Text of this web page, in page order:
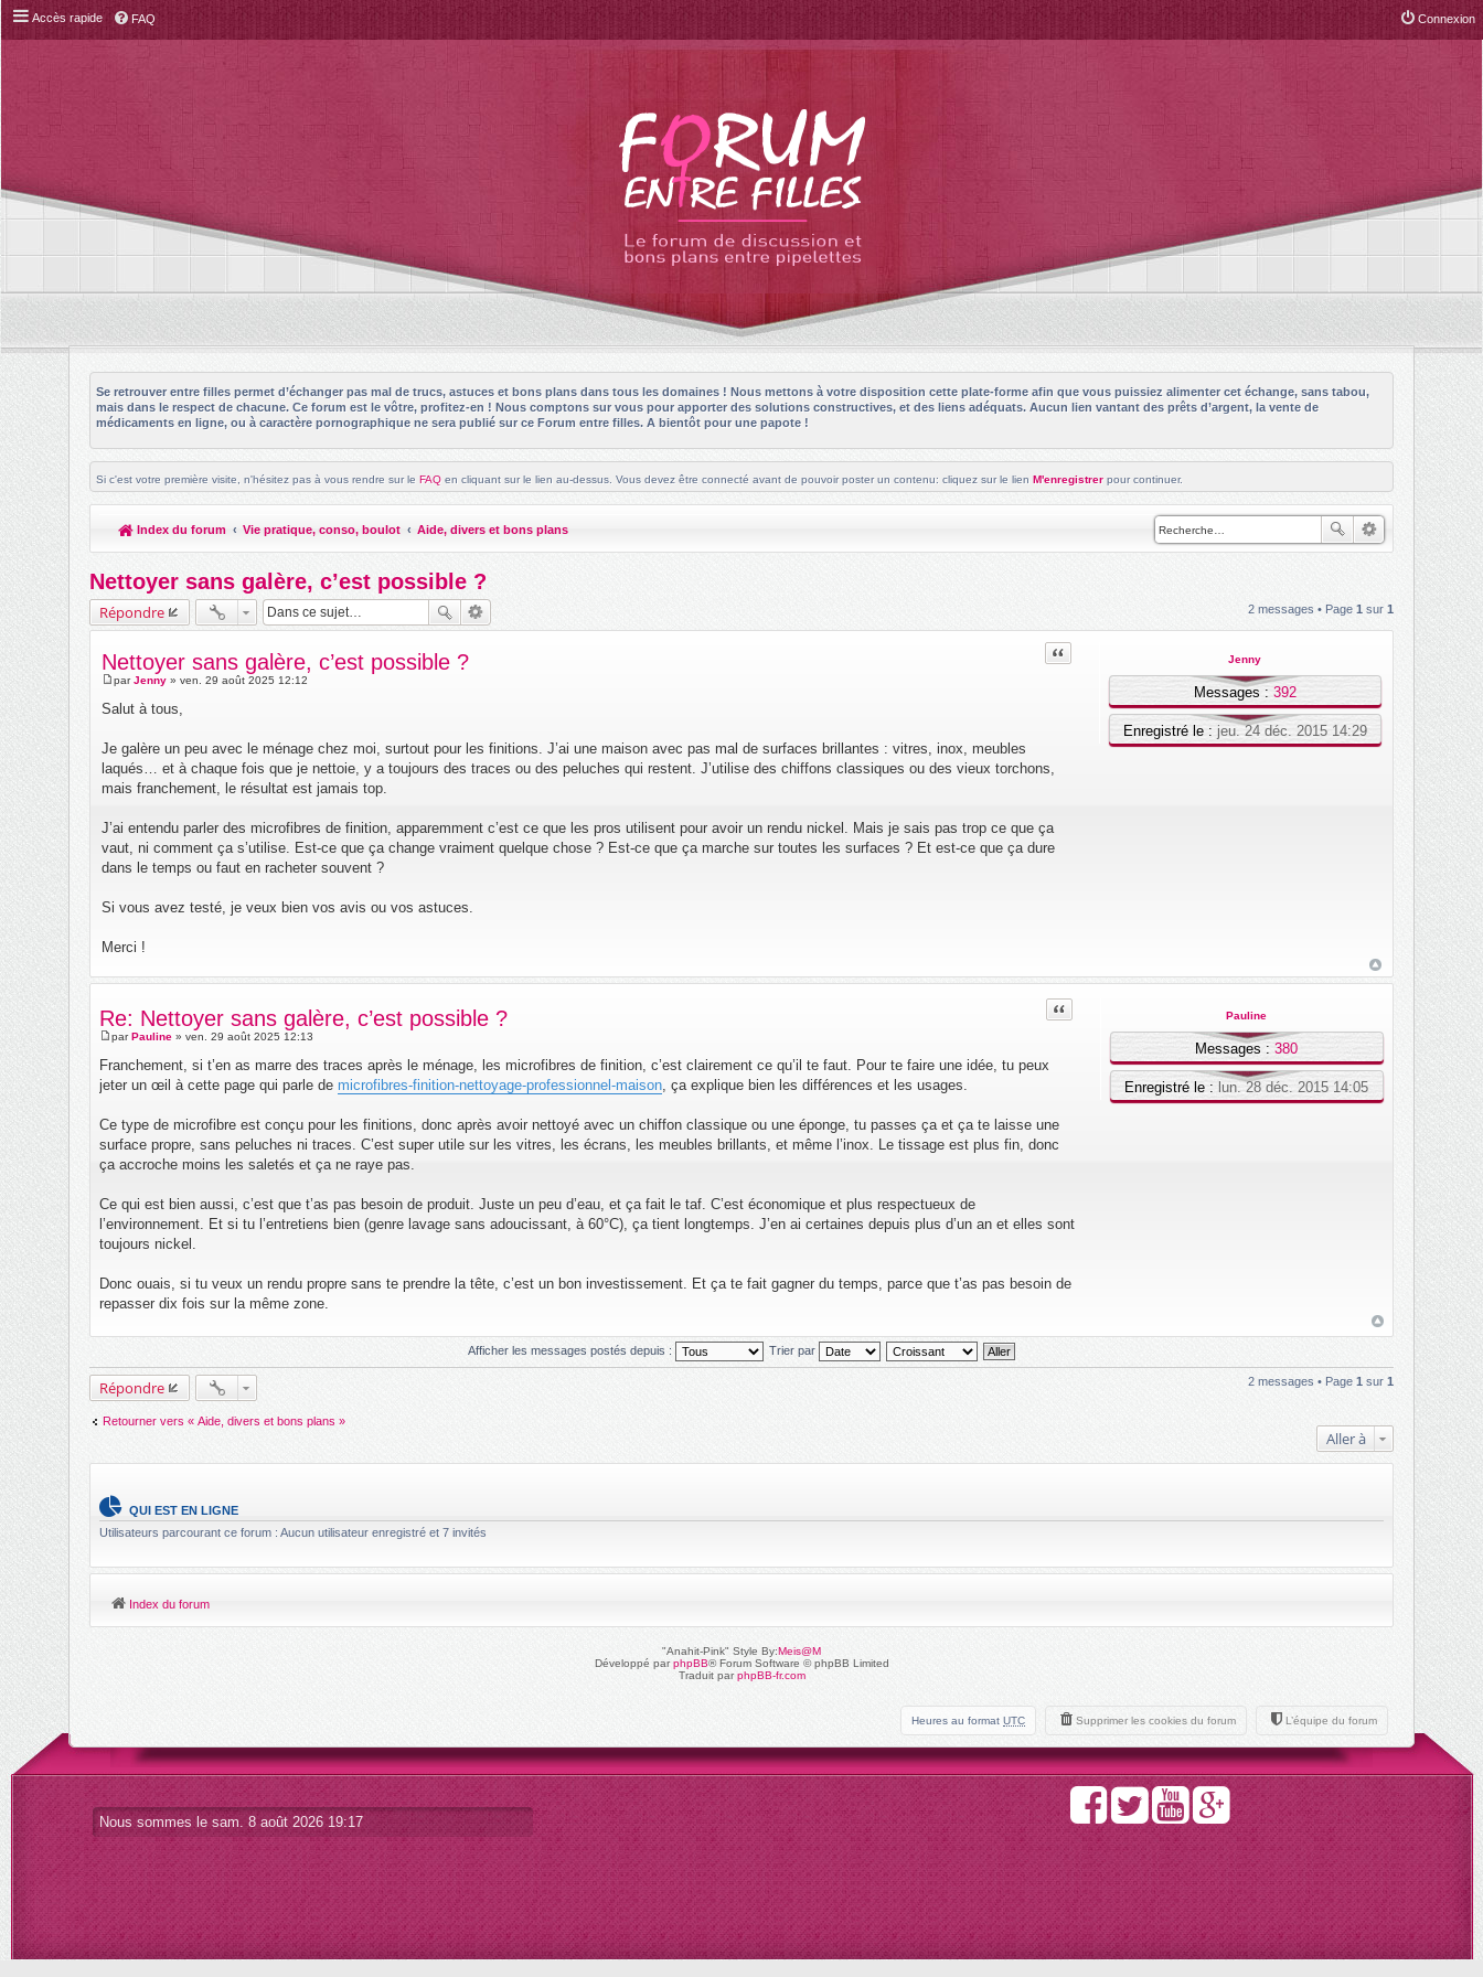
Accès rapide FAQ Connexion
Se retrouver entre filles permet d’échanger pas mal de trucs, astuces et bons plans dans tous les domaines ! Nous mettons à votre disposition cette plate-forme afin que vous puissiez alimenter cet échange, sans tabou,
mais dans le respect de chacune. Ce forum est le vôtre, profitez-en ! Nous comptons sur vous pour apporter des solutions constructives, et des liens adéquats. Aucun lien vantant des prêts d’argent, la vente de
médicaments en ligne, ou à caractère pornographique ne sera publié sur ce Forum entre filles. A bientôt pour une papote !
Si c'est votre première visite, n'hésitez pas à vous rendre sur le FAQ en cliquant sur le lien au-dessus. Vous devez être connecté avant de pouvoir poster un contenu: cliquez sur le lien M'enregistrer pour continuer.
Index du forum Vie pratique, conso, boulot Aide, divers et bons plans
Nettoyer sans galère, c’est possible ?
Répondre 2 messages • Page 1 sur 1
Jenny
Messages : 392
Enregistré le : jeu. 24 déc. 2015 14:29
Nettoyer sans galère, c’est possible ? Citation
M
e
s
g
e
parJenny » ven. 29 août 2025 12:12
Salut à tous,
Je galère un peu avec le ménage chez moi, surtout pour les finitions. J’ai une maison avec pas mal de surfaces brillantes : vitres, inox, meubles
laqués… et à chaque fois que je nettoie, y a toujours des traces ou des peluches qui restent. J’utilise des chiffons classiques ou des vieux torchons,
mais franchement, le résultat est jamais top.
J’ai entendu parler des microfibres de finition, apparemment c’est ce que les pros utilisent pour avoir un rendu nickel. Mais je sais pas trop ce que ça
vaut, ni comment ça s’utilise. Est-ce que ça change vraiment quelque chose ? Est-ce que ça marche sur toutes les surfaces ? Et est-ce que ça dure
dans le temps ou faut en racheter souvent ?
Si vous avez testé, je veux bien vos avis ou vos astuces.
Merci !
Pauline
Messages : 380
Enregistré le : lun. 28 déc. 2015 14:05
Re: Nettoyer sans galère, c’est possible ? Citation
M
s
s
e
parPauline » ven. 29 août 2025 12:13
Franchement, si t’en as marre des traces après le ménage, les microfibres de finition, c’est clairement ce qu’il te faut. Pour te faire une idée, tu peux
jeter un œil à cette page qui parle de microfibres-finition-nettoyage-professionnel-maison, ça explique bien les différences et les usages.
Ce type de microfibre est conçu pour les finitions, donc après avoir nettoyé avec un chiffon classique ou une éponge, tu passes ça et ça te laisse une
surface propre, sans peluches ni traces. C’est super utile sur les vitres, les écrans, les meubles brillants, et même l’inox. Le tissage est plus fin, donc
ça accroche moins les saletés et ça ne raye pas.
Ce qui est bien aussi, c’est que t’as pas besoin de produit. Juste un peu d’eau, et ça fait le taf. C’est économique et plus respectueux de
l’environnement. Et si tu l’entretiens bien (genre lavage sans adoucissant, à 60°C), ça tient longtemps. J’en ai certaines depuis plus d’un an et elles sont
toujours nickel.
Donc ouais, si tu veux un rendu propre sans te prendre la tête, c’est un bon investissement. Et ça te fait gagner du temps, parce que t’as pas besoin de
repasser dix fois sur la même zone.
Afficher les messages postés depuis : Trier par
Répondre 2 messages • Page 1 sur 1
Retourner vers « Aide, divers et bons plans »
Aller à
QUI EST EN LIGNE
Utilisateurs parcourant ce forum : Aucun utilisateur enregistré et 7 invités
Index du forum
"Anahit-Pink" Style By:Meis@M
Développé parphpBB® Forum Software © phpBB Limited
Traduit parphpBB-fr.com
Heures au format UTC Supprimer les cookies du forum L’équipe du forum
Nous sommes le sam. 8 août 2026 19:17